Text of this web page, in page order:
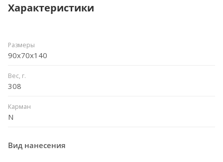
Характеристики
Размеры
90x70x140
Вес, г.
308
Карман
N
Вид нанесения